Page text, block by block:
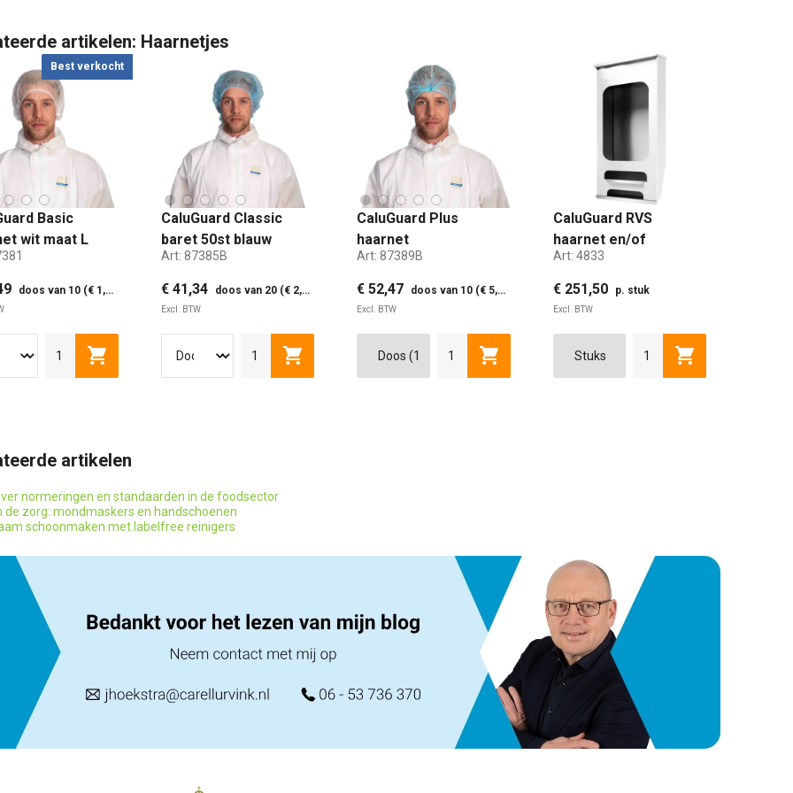
artikelen: Haarnetjes
Best verkocht
Basic
wit maat L
doos van 10 (€ 1,75 p. pak)
Toevoegen aan winkelwagen
CaluGuard Classic
baret 50st blauw
Art: 87385B
€ 41,34 doos van 20 (€ 2,07 p. pak)
Excl. BTW
Toevoegen aan winkelwagen
CaluGuard Plus
haarnet
detecteerbaar blauw
100st
Art: 87389B
€ 52,47 doos van 10 (€ 5,25 p. pak)
Excl. BTW
Toevoegen aan winkelwagen
CaluGuard RVS
haarnet en/of
schoenovertrek
dispenser klein
Art: 4833
€ 251,50 p. stuk
Excl. BTW
Toevoegen aan
artikelen
normeringen en standaarden in de foodsector
de zorg: mondmaskers en handschoenen
schoonmaken met labelfree reinigers